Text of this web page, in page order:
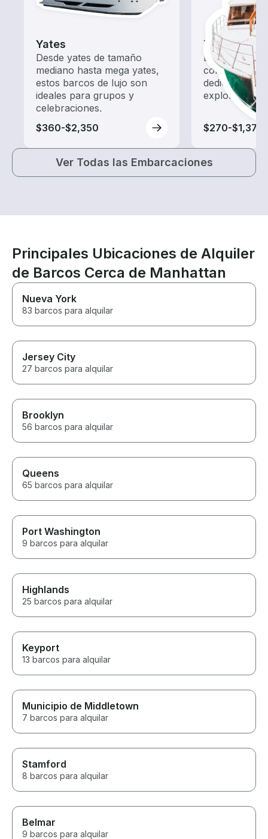
Yates
Desde yates de tamaño
mediano hasta mega yates,
estos barcos de lujo son
ideales para grupos y
celebraciones.
$360-$2,350
Tours
Explora las
con un
dedicado a
exploración.
$270-$1,370
Ver Todas las Embarcaciones
Principales Ubicaciones de Alquiler
de Barcos Cerca de Manhattan
Nueva York
83 barcos para alquilar
Jersey City
27 barcos para alquilar
Brooklyn
56 barcos para alquilar
Queens
65 barcos para alquilar
Port Washington
9 barcos para alquilar
Highlands
25 barcos para alquilar
Keyport
13 barcos para alquilar
Municipio de Middletown
7 barcos para alquilar
Stamford
8 barcos para alquilar
Belmar
9 barcos para alquilar